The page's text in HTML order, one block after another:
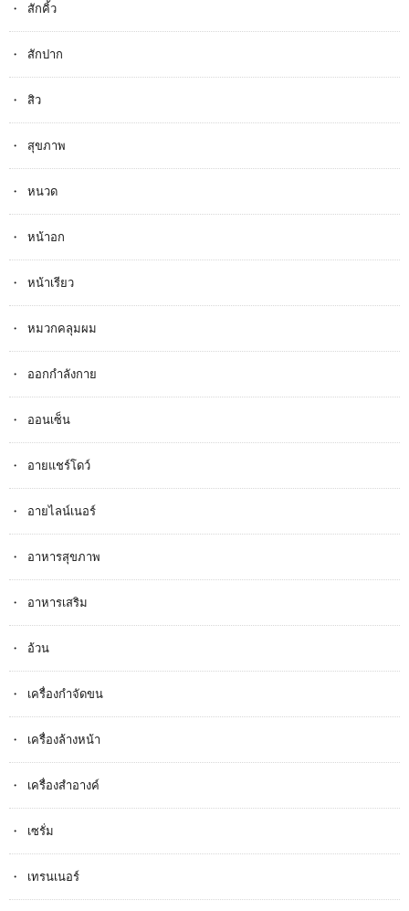
สักคิ้ว
สักปาก
สิว
สุขภาพ
หนวด
หน้าอก
หน้าเรียว
หมวกคลุมผม
ออกกำลังกาย
ออนเซ็น
อายแชร์โดว์
อายไลน์เนอร์
อาหารสุขภาพ
อาหารเสริม
อ้วน
เครื่องกำจัดขน
เครื่องล้างหน้า
เครื่องสำอางค์
เซรั่ม
เทรนเนอร์